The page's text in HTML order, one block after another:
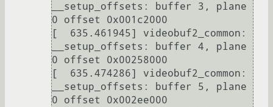
__setup_offsets: buffer 3, plane
0 offset 0x001c2000
[  635.461945] videobuf2_common:
__setup_offsets: buffer 4, plane
0 offset 0x00258000
[  635.474286] videobuf2_common:
__setup_offsets: buffer 5, plane
0 offset 0x002ee000